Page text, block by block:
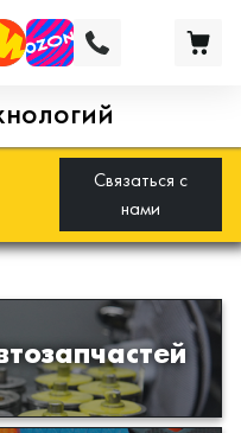
Связаться с
нами
деталей
для подвески
автомобиля